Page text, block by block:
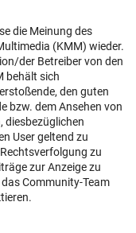
die Meinung des
(KMM) wieder.
der Betreiber von den
behält sich
den guten
bzw. dem Ansehen von
diesbezüglichen
User geltend zu
zu
zur Anzeige zu
das Community-Team